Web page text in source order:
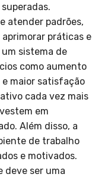
atender padrões,
práticas e
sistema de
como aumento
maior satisfação
cada vez mais
em
Além disso, a
de trabalho
e motivados.
deve ser uma